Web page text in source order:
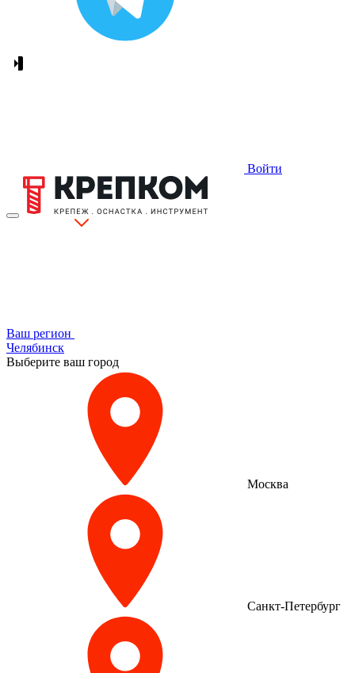
Войти
Ваш регион
Челябинск
Выберите ваш город
Москва
Санкт-Петербург